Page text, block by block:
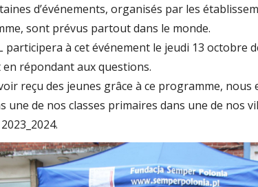
d’événements, organisés par les
sont prévus partout dans le monde.
participera à cet événement le jeudi 13 octobre
en répondant aux questions.
reçu des jeunes grâce à ce programme,
une de nos classes primaires dans une de nos